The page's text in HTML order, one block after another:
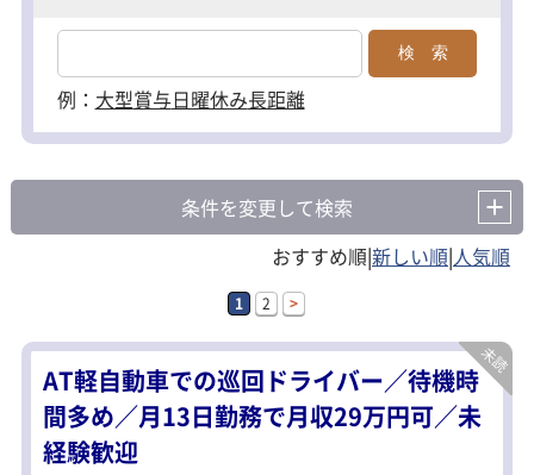
例： 大型賞与日曜休み長距離
条件を変更して検索
|
|
1 2 >
AT軽自動車での巡回ドライバー／待機時
間多め／月13日勤務で月収29万円可／未
経験歓迎